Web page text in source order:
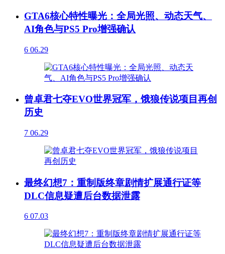
GTA6核心特性曝光：全局光照、动态天气、
AI角色与PS5 Pro增强确认
6 06.29
曾卓君七夺EVO世界冠军，饿狼传说项目再创
历史
7 06.29
最终幻想7：重制版终章剧情扩展通行证等
DLC信息疑遭后台数据泄露
6 07.03